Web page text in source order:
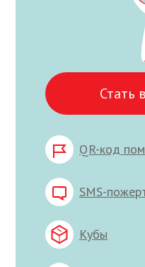
Стать
QR-код
SMS-
Кубы